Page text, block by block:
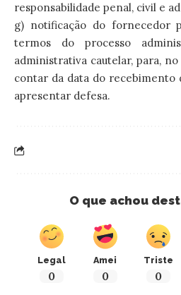
responsabilidade penal, civil e
g) notificação do fornecedor
termos do processo
administrativa cautelar, para, no
contar da data do recebimento
apresentar defesa.
O que achou
Legal
0
Amei
0
Triste
0